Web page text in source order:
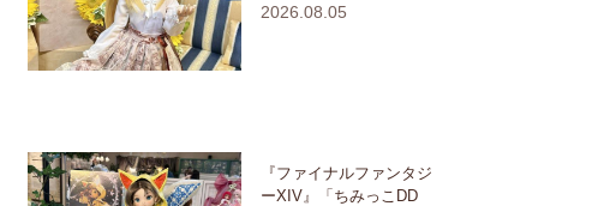
2026.08.05
『ファイナルファンタジ
ーXIV』「ちみっこDD